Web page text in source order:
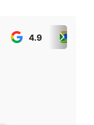
4.9